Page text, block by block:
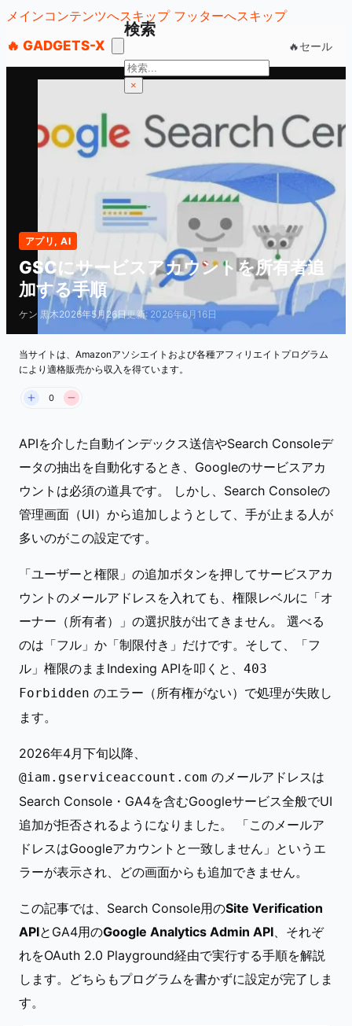
メインコンテンツへスキップ フッターへスキップ
🔥 GADGETS-X
🔥セール
検索
検
索×
出典: Google Search Developers
(developers.google.com/search)
アプリ ,AI
GSCにサービスアカウントを所有者追
加する手順
ケン 黒木2026年5月26日更新: 2026年6月16日
当サイトは、Amazonアソシエイトおよび各種アフィリエイトプログラム
により適格販売から収入を得ています。
0
APIを介した自動インデックス送信やSearch Consoleデ
ータの抽出を自動化するとき、Googleのサービスアカ
ウントは必須の道具です。 しかし、Search Consoleの
管理画面（UI）から追加しようとして、手が止まる人が
多いのがこの設定です。
「ユーザーと権限」の追加ボタンを押してサービスアカ
ウントのメールアドレスを入れても、権限レベルに「オ
ーナー（所有者）」の選択肢が出てきません。 選べる
のは「フル」か「制限付き」だけです。そして、「フ
ル」権限のままIndexing APIを叩くと、 403
Forbidden のエラー（所有権がない）で処理が失敗し
ます。
2026年4月下旬以降、
@iam.gserviceaccount.com のメールアドレスは
Search Console・GA4を含むGoogleサービス全般でUI
追加が拒否されるようになりました。 「このメールア
ドレスはGoogleアカウントと一致しません」というエ
ラーが表示され、どの画面からも追加できません。
この記事では、Search Console用のSite Verification
APIとGA4用のGoogle Analytics Admin API、それぞ
れをOAuth 2.0 Playground経由で実行する手順を解説
します。どちらもプログラムを書かずに設定が完了しま
す。